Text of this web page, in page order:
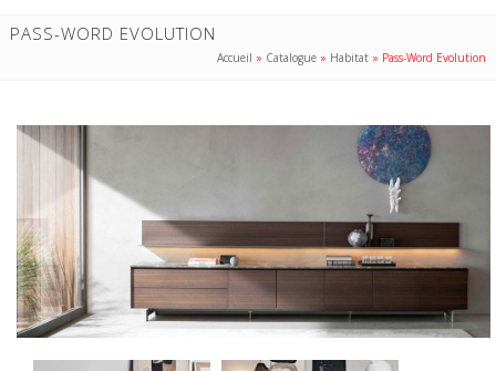
PASS-WORD EVOLUTION
Accueil » Catalogue » Habitat » Pass-Word Evolution